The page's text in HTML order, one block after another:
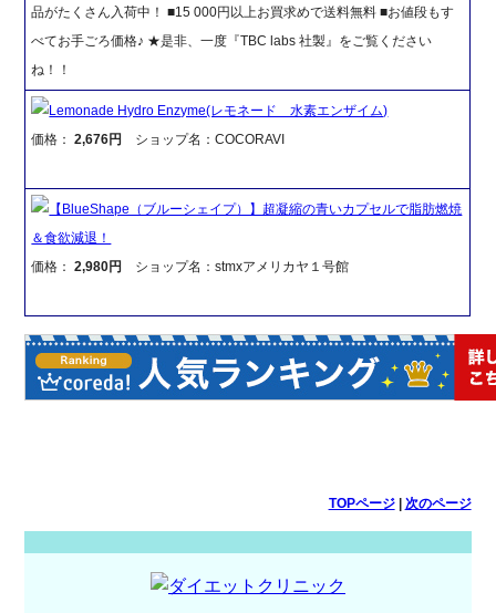
品がたくさん入荷中！ ■15 000円以上お買求めで送料無料 ■お値段もす
べてお手ごろ価格♪ ★是非、一度『TBC labs 社製』をご覧ください
ね！！
Lemonade Hydro Enzyme(レモネード 水素エンザイム)
価格：2,676円 ショップ名：COCORAVI
【BlueShape（ブルーシェイプ）】超凝縮の青いカプセルで脂肪燃焼
＆食欲減退！
価格：2,980円 ショップ名：stmxアメリカヤ１号館
TOPページ| 次のページ